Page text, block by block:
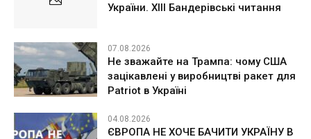
України. ХІІІ Бандерівські читання
07.08.2026
Не зважайте на Трампа: чому США
зацікавлені у виробництві ракет для
Patriot в Україні
04.08.2026
ЄВРОПА НЕ ХОЧЕ БАЧИТИ УКРАЇНУ В